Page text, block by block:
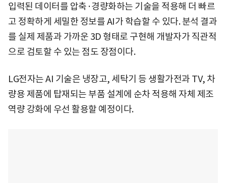
입력된 데이터를 압축·경량화하는 기술을 적용해 더 빠르
고 정확하게 세밀한 정보를 AI가 학습할 수 있다. 분석 결과
를 실제 제품과 가까운 3D 형태로 구현해 개발자가 직관적
으로 검토할 수 있는 점도 장점이다.
LG전자는 AI 기술은 냉장고, 세탁기 등 생활가전과 TV, 차
량용 제품에 탑재되는 부품 설계에 순차 적용해 자체 제조
역량 강화에 우선 활용할 예정이다.